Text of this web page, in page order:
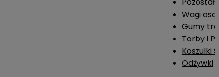
Wagi
Gumy
Torby i
Koszulki
Odżywki